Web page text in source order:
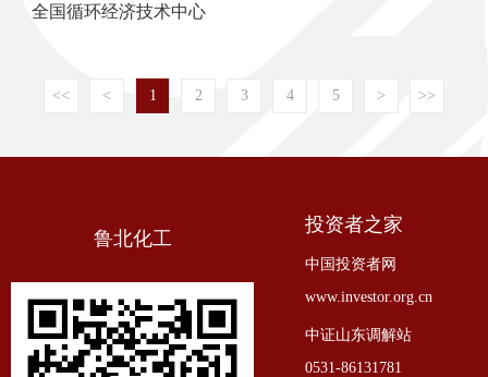
全国循环经济技术中心
<< < 1 2 3 4 5 > >>
鲁北化工
投资者之家
中国投资者网
www.investor.org.cn
中证山东调解站
0531-86131781